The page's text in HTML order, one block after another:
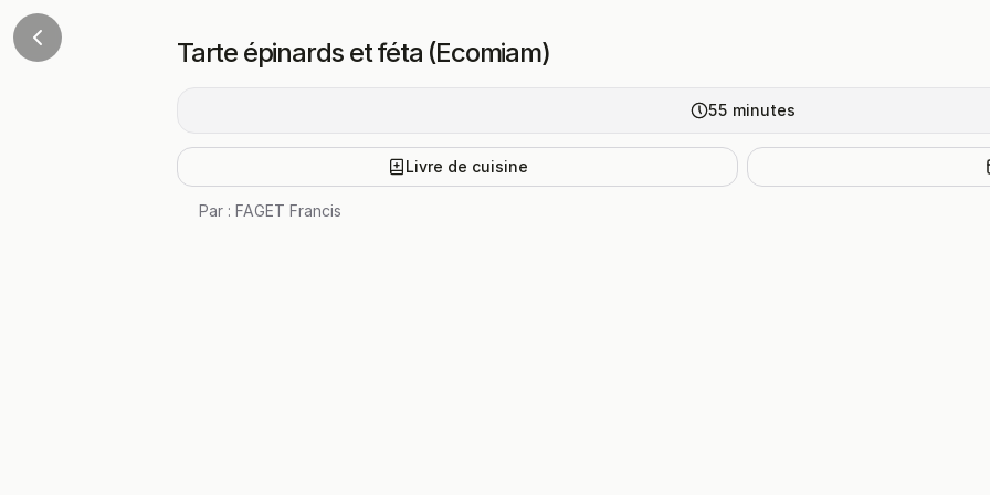
Tarte épinards et féta (Ecomiam)
55 minutes
Livre de cuisine
Par : FAGET Francis